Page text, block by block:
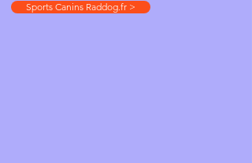
Sports Canins Raddog.fr >